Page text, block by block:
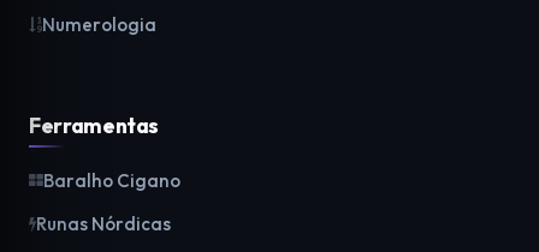
Numerologia
Ferramentas
Baralho Cigano
Runas Nórdicas